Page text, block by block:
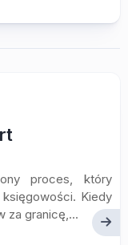
proces, który
Kiedy
za granicę,...